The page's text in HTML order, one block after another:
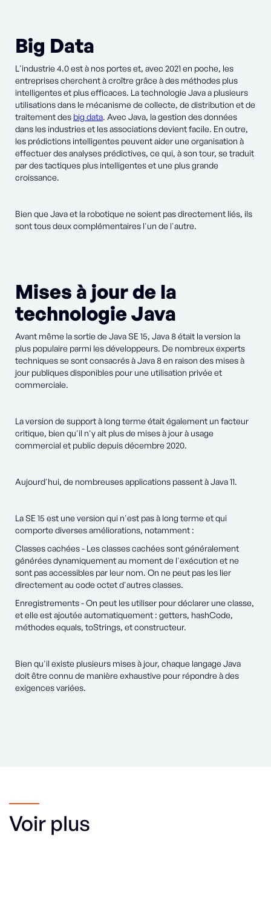
Big Data
L'industrie 4.0 est à nos portes et, avec 2021 en poche, les
entreprises cherchent à croître grâce à des méthodes plus
intelligentes et plus efficaces. La technologie Java a plusieurs
utilisations dans le mécanisme de collecte, de distribution et de
traitement des big data. Avec Java, la gestion des données
dans les industries et les associations devient facile. En outre,
les prédictions intelligentes peuvent aider une organisation à
effectuer des analyses prédictives, ce qui, à son tour, se traduit
par des tactiques plus intelligentes et une plus grande
croissance.
Bien que Java et la robotique ne soient pas directement liés, ils
sont tous deux complémentaires l'un de l'autre.
Mises à jour de la
technologie Java
Avant même la sortie de Java SE 15, Java 8 était la version la
plus populaire parmi les développeurs. De nombreux experts
techniques se sont consacrés à Java 8 en raison des mises à
jour publiques disponibles pour une utilisation privée et
commerciale.
La version de support à long terme était également un facteur
critique, bien qu'il n'y ait plus de mises à jour à usage
commercial et public depuis décembre 2020.
Aujourd'hui, de nombreuses applications passent à Java 11.
La SE 15 est une version qui n'est pas à long terme et qui
comporte diverses améliorations, notamment :
Classes cachées - Les classes cachées sont généralement
générées dynamiquement au moment de l'exécution et ne
sont pas accessibles par leur nom. On ne peut pas les lier
directement au code octet d'autres classes.
Enregistrements - On peut les utiliser pour déclarer une classe,
et elle est ajoutée automatiquement : getters, hashCode,
méthodes equals, toStrings, et constructeur.
Bien qu'il existe plusieurs mises à jour, chaque langage Java
doit être connu de manière exhaustive pour répondre à des
exigences variées.
Voir plus